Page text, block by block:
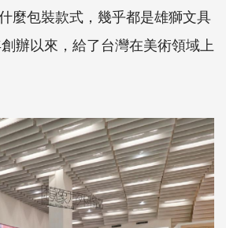
麼包裝款式，幾乎都是雄獅文具
辦以來，給了台灣在美術領域上